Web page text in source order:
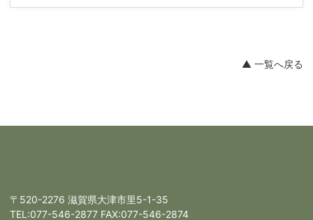
▲ 一覧へ戻る
〒520-2276 滋賀県大津市里5-1-35
TEL:077-546-2877 FAX:077-546-2874